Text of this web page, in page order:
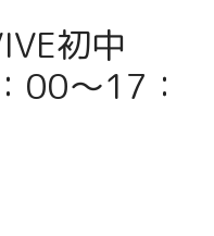
初中
～17：